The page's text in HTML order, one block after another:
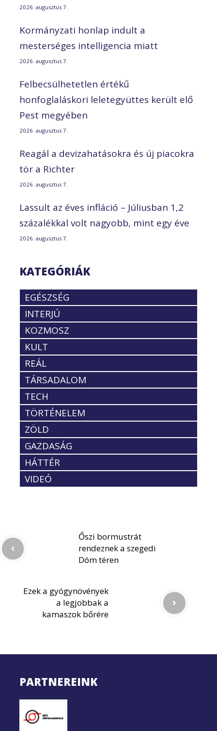
2026. augusztus 7.
Kormányzati honlap indult a
mesterséges intelligencia miatt
2026. augusztus 7.
Felbecsülhetetlen értékű
honfoglaláskori leletegyüttes került elő
Pest megyében
2026. augusztus 7.
Reagál a devizahatásokra és új piacokra
tör a Richter
2026. augusztus 7.
Lassult az éves infláció – Júliusban 1,2
százalékkal volt nagyobb, mint egy éve
2026. augusztus 7.
KATEGÓRIÁK
EGÉSZSÉG
INTERJÚ
KOZMOSZ
KULT
REÁL
TÁRSADALOM
TECH
TÖRTÉNELEM
ZÖLD
GAZDASÁG
HÁTTÉR
VIDEÓ
Őszi bormustrát
rendeznek a szegedi
Dóm téren
Ezek a gyógynövények
a legjobbak a
kamaszok bőrére
PARTNEREINK